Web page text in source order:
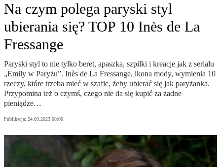
Na czym polega paryski styl
ubierania się? TOP 10 Inès de La
Fressange
Paryski styl to nie tylko beret, apaszka, szpilki i kreacje jak z serialu
„Emily w Paryżu”. Inès de La Fressange, ikona mody, wymienia 10
rzeczy, które trzeba mieć w szafie, żeby ubierać się jak paryżanka.
Przypomina też o czymś, czego nie da się kupić za żadne
pieniądze…
Publikacja: 24.09.2023 08:00